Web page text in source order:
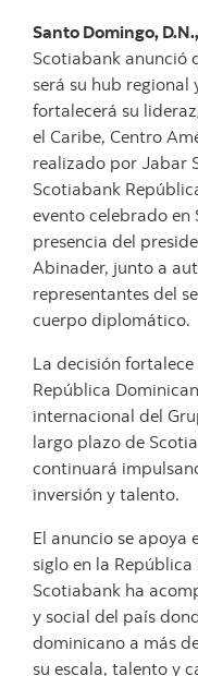
Santo Domingo,
Scotiabank anunció
será su hub regional
fortalecerá su
el Caribe, Centro
realizado por Jabar
Scotiabank
evento celebrado en
presencia del
Abinader, junto a
representantes del
cuerpo diplomático.
La decisión
República
internacional del
largo plazo de
continuará
inversión y talento.
El anuncio se apoya
siglo en la
Scotiabank ha
y social del país
dominicano a más
su escala, talento y